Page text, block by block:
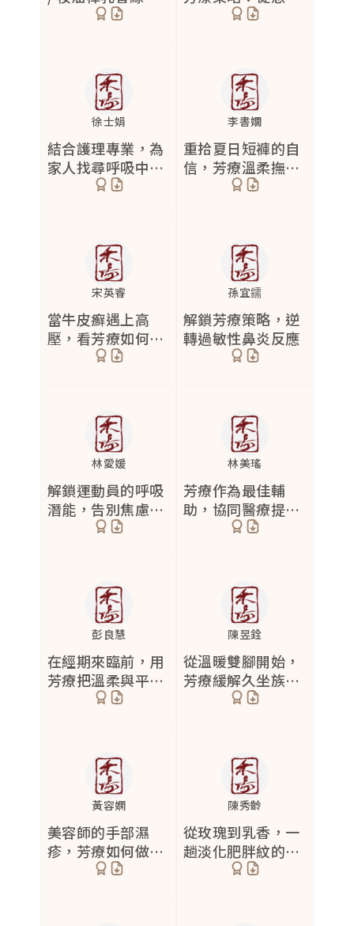
5
3
閉鎖性粉刺 2
白千層舒緩症狀
到長期調理
結合護理專業，為
家人找尋呼吸中止
症的輔助解方
徐士娟
重拾夏日短褲的自
信，芳療溫柔撫平
兒童濕疹肌
李書嫺
當牛皮癬遇上高
壓，看芳療如何成
為主管的身心解方
宋英睿
解鎖芳療策略，逆
轉過敏性鼻炎反應
孫宜鑐
解鎖運動員的呼吸
潛能，告別焦慮引
發的氣喘
林愛媛
芳療作為最佳輔
助，協同醫療提升
壓力個案生活品質
林美瑤
在經期來臨前，用
芳療把溫柔與平靜
還給自己
彭良慧
從溫暖雙腳開始，
芳療緩解久坐族的
循環與壓力困擾
陳昱銓
美容師的手部濕
疹，芳療如何做到
溫和修復
黃容嫻
從玫瑰到乳香，一
趟淡化肥胖紋的芳
療師探索之旅
陳秀齡